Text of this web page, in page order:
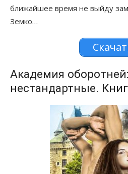
ближайшее время не выйду
Земко…
Академия оборотней:
нестандартные.